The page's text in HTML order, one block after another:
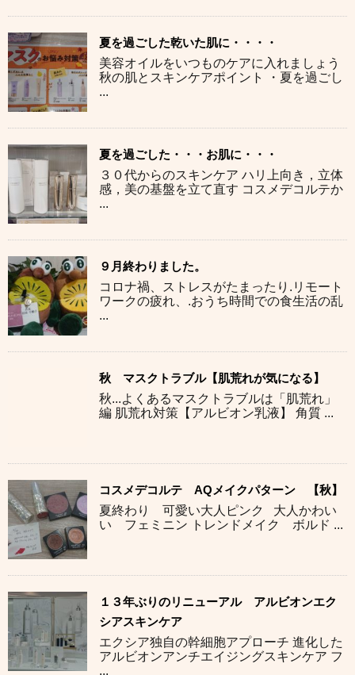
夏を過ごした乾いた肌に・・・・
美容オイルをいつものケアに入れましょう
秋の肌とスキンケアポイント ・夏を過ごし
...
夏を過ごした・・・お肌に・・・
３０代からのスキンケア ハリ上向き，立体
感，美の基盤を立て直す コスメデコルテか
...
９月終わりました。
コロナ禍、ストレスがたまったり.リモート
ワークの疲れ、.おうち時間での食生活の乱
...
秋 マスクトラブル【肌荒れが気になる】
秋...よくあるマスクトラブルは「肌荒れ」
編 肌荒れ対策【アルビオン乳液】 角質 ...
コスメデコルテ AQメイクパターン 【秋】
夏終わり 可愛い大人ピンク 大人かわい
い フェミニン トレンドメイク ボルド ...
１３年ぶりのリニューアル アルビオンエク
シアスキンケア
エクシア独自の幹細胞アプローチ 進化した
アルビオンアンチエイジングスキンケア フ
...